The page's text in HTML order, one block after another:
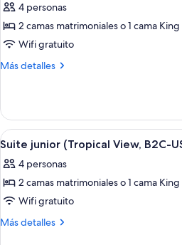
(Superior,
E)
las
fotos
de
Suite
US)
4 personas
2 camas matrimoniales o 1 cama King
Wifi gratuito
Más detalles
Más
junior
(B2C-
US)
Abrir
todas
las
fotos
de
Suite
4
Suite junior (Tropical View, B2C-
4 personas
2 camas matrimoniales o 1 cama King
Wifi gratuito
Más detalles
Más